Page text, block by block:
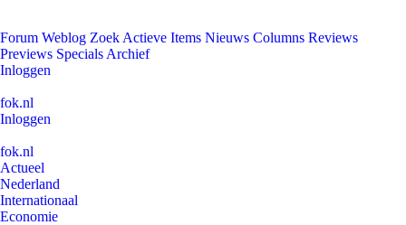
Forum Weblog Zoek Actieve Items Nieuws Columns Reviews
Previews Specials Archief
Inloggen
fok.nl
Inloggen
fok.nl
Actueel
Nederland
Internationaal
Economie